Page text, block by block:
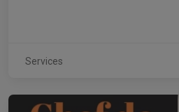
Services